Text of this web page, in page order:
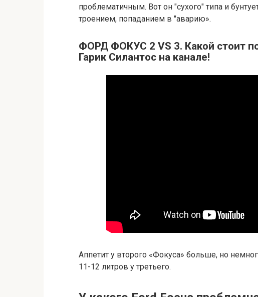
проблематичным. Вот он "сухого" типа и
троением, попаданием в "аварию».
ФОРД ФОКУС 2 VS 3. Какой стоит
Гарик Силантос на канале!
Аппетит у второго «Фокуса» больше, но
11-12 литров у третьего.